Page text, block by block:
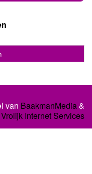
van BaakmanMedia&
Vrolijk Internet Services